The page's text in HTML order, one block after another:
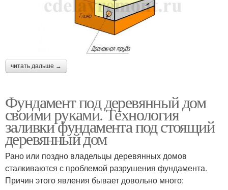
читать дальше →
Фундамент под деревянный дом
своими руками. Технология
заливки фундамента под стоящий
деревянный дом
Рано или поздно владельцы деревянных домов
сталкиваются с проблемой разрушения фундамента.
Причин этого явления бывает довольно много: